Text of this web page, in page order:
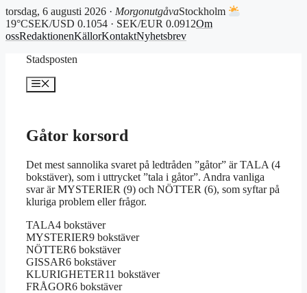
torsdag, 6 augusti 2026 · MorgonutgåvaStockholm
19°CSEK/USD 0.1054 · SEK/EUR 0.0912Om
ossRedaktionenKällorKontaktNyhetsbrev
Stadsposten
Meny
Gåtor korsord
Det mest sannolika svaret på ledtråden ”gåtor” är TALA (4
bokstäver), som i uttrycket ”tala i gåtor”. Andra vanliga
svar är MYSTERIER (9) och NÖTTER (6), som syftar på
kluriga problem eller frågor.
TALA4 bokstäver
MYSTERIER9 bokstäver
NÖTTER6 bokstäver
GISSAR6 bokstäver
KLURIGHETER11 bokstäver
FRÅGOR6 bokstäver